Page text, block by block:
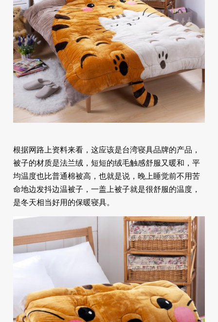
根据网路上资料来看，这应该是台湾寝具品牌的产品，
被子的材质是法兰绒，短短的绒毛触感舒服又暖和，平
均温度也比普通棉被高，也就是说，晚上睡觉前不用苦
命地边发抖边温被子，一盖上被子就是很舒服的温度，
是冬天相当好用的保暖寝具。